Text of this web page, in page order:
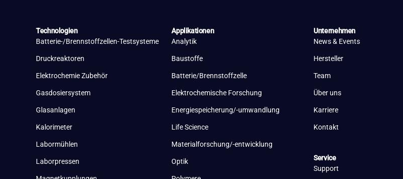
Technologien
Batterie-/Brennstoffzellen-Testsysteme
Druckreaktoren
Elektrochemie Zubehör
Gasdosiersystem
Glasanlagen
Kalorimeter
Labormühlen
Laborpressen
Applikationen
Analytik
Baustoffe
Batterie/Brennstoffzelle
Elektrochemische Forschung
Energiespeicherung/-umwandlung
Life Science
Materialforschung/-entwicklung
Optik
Unternehmen
News & Events
Hersteller
Team
Über uns
Karriere
Kontakt
Service
Support